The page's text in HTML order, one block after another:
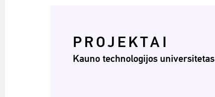
PROJEKTAI
Kauno technologijos universitetas